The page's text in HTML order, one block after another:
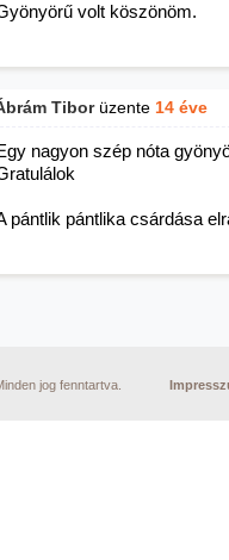
volt köszönöm.
Tiborüzente 14 éve
nagyon szép nóta
pántlik pántlika csárdása
jog fenntartva.